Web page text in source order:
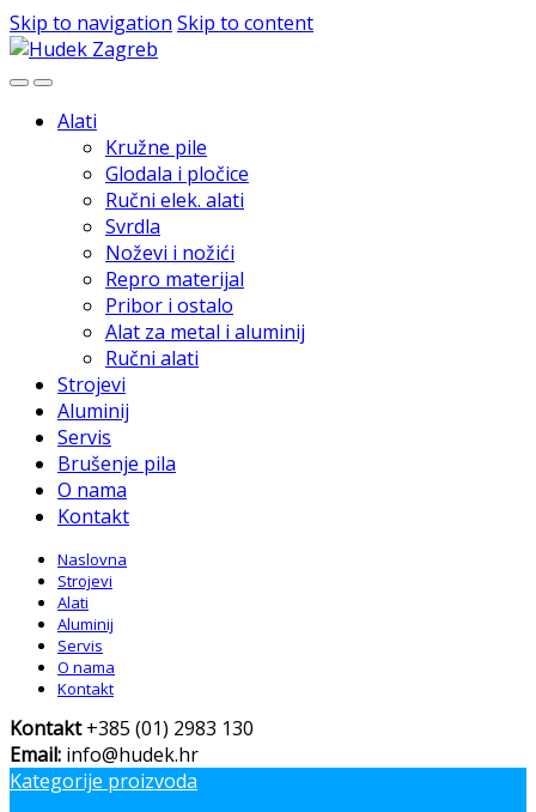
Skip to navigation Skip to content
Alati
Kružne pile
Glodala i pločice
Ručni elek. alati
Svrdla
Noževi i nožići
Repro materijal
Pribor i ostalo
Alat za metal i aluminij
Ručni alati
Strojevi
Aluminij
Servis
Brušenje pila
O nama
Kontakt
Naslovna
Strojevi
Alati
Aluminij
Servis
O nama
Kontakt
Kontakt+385 (01) 2983 130
Email: info@hudek.hr
Kategorije proizvoda